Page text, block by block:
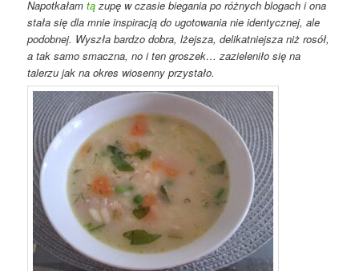
Napotkałamtązupę w czasie biegania po różnych blogach i ona
stała się dla mnie inspiracją do ugotowania nie identycznej, ale
podobnej. Wyszła bardzo dobra, lżejsza, delikatniejsza niż rosół,
a tak samo smaczna, no i ten groszek… zazieleniło się na
talerzu jak na okres wiosenny przystało.